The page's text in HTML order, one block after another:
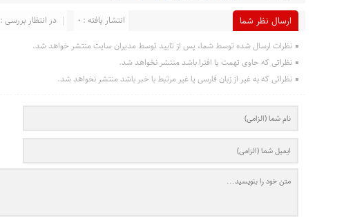
ارسال نظر شما در انتظار بررسی : 0 انتشار یافته : 0
نظرات ارسال شده توسط شما، پس از تایید توسط مدیران سایت منتشر خواهد شد.
نظراتی که حاوی تهمت یا افترا باشد منتشر نخواهد شد.
نظراتی که به غیر از زبان فارسی یا غیر مرتبط با خبر باشد منتشر نخواهد شد.